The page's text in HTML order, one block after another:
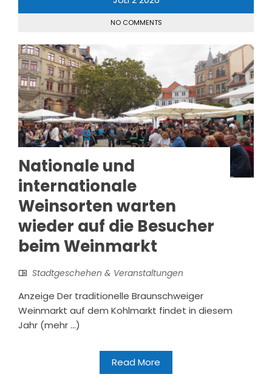
NO COMMENTS
Nationale und
internationale
Weinsorten warten
wieder auf die Besucher
beim Weinmarkt
Stadtgeschehen & Veranstaltungen
Anzeige Der traditionelle Braunschweiger
Weinmarkt auf dem Kohlmarkt findet in diesem
Jahr (mehr …)
Read More